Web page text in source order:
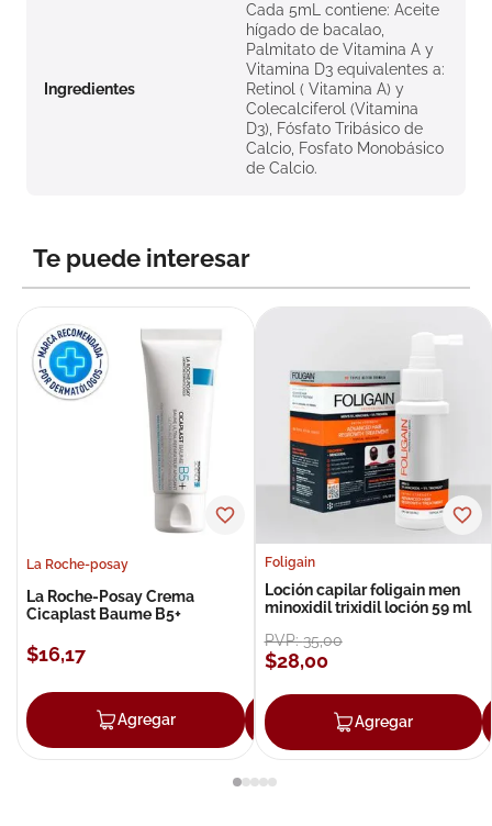
Ingredientes
Cada 5mL contiene: Aceite
hígado de bacalao,
Palmitato de Vitamina A y
Vitamina D3 equivalentes a:
Retinol ( Vitamina A) y
Colecalciferol (Vitamina
D3), Fósfato Tribásico de
Calcio, Fosfato Monobásico
de Calcio.
Te puede interesar
La Roche-posay
La Roche-Posay Crema
Cicaplast Baume B5+
$16,17
Agregar Agregar
Foligain
Loción capilar foligain men
minoxidil trixidil loción 59 ml
PVP:35,00
$28,00
Agregar